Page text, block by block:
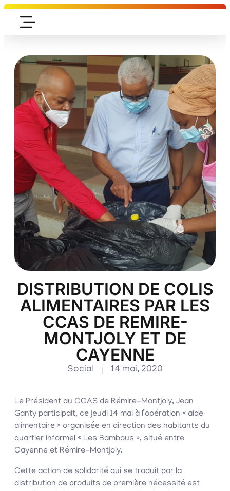
DISTRIBUTION DE COLIS
ALIMENTAIRES PAR LES
CCAS DE REMIRE-
MONTJOLY ET DE
CAYENNE
Social 14 mai, 2020
Le Président du CCAS de Rémire-Montjoly, Jean
Ganty participait, ce jeudi 14 mai à l’opération « aide
alimentaire » organisée en direction des habitants du
quartier informel « Les Bambous », situé entre
Cayenne et Rémire-Montjoly.
Cette action de solidarité qui se traduit par la
distribution de produits de première nécessité est